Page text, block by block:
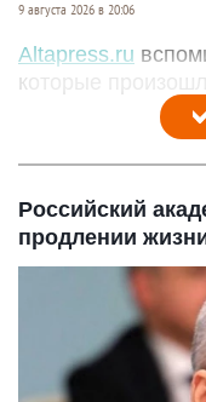
9 августа 2026 в 20:06
Altapress.ru
которые
Российский
продлении